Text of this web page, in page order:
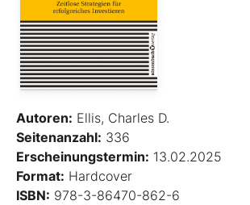
Autoren: Ellis, Charles D.
Seitenanzahl: 336
Erscheinungstermin: 13.02.2025
Format: Hardcover
ISBN: 978-3-86470-862-6